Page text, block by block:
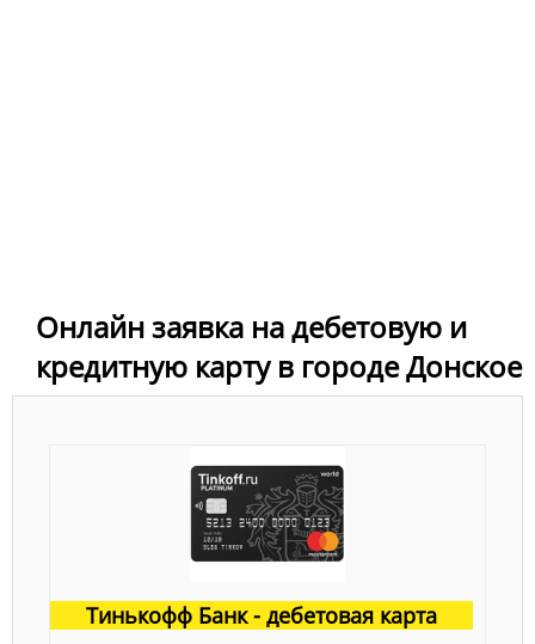
Онлайн заявка на дебетовую и
кредитную карту в городе Донское
Тинькофф Банк - дебетовая карта